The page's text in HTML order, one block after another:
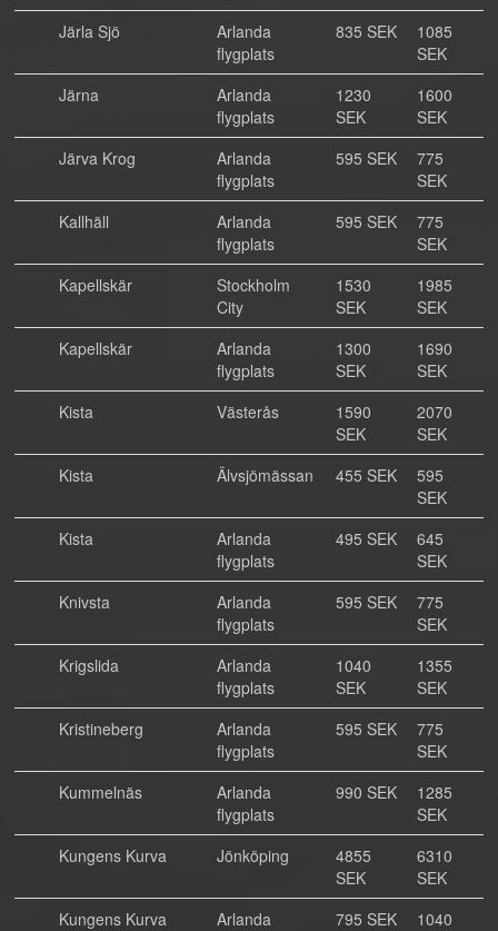
Järla Sjö
Arlanda
flygplats
835 SEK
1085
SEK
Järna
Arlanda
flygplats
1230
SEK
1600
SEK
Järva Krog
Arlanda
flygplats
595 SEK
775
SEK
Kallhäll
Arlanda
flygplats
595 SEK
775
SEK
Kapellskär
Stockholm
City
1530
SEK
1985
SEK
Kapellskär
Arlanda
flygplats
1300
SEK
1690
SEK
Kista
Västerås
1590
SEK
2070
SEK
Kista
Älvsjömässan 455 SEK
595
SEK
Kista
Arlanda
flygplats
495 SEK
645
SEK
Knivsta
Arlanda
flygplats
595 SEK
775
SEK
Krigslida
Arlanda
flygplats
1040
SEK
1355
SEK
Kristineberg
Arlanda
flygplats
595 SEK
775
SEK
Kummelnäs
Arlanda
flygplats
990 SEK
1285
SEK
Kungens Kurva
Jönköping
4855
SEK
6310
SEK
Kungens Kurva
Arlanda
795 SEK
1040